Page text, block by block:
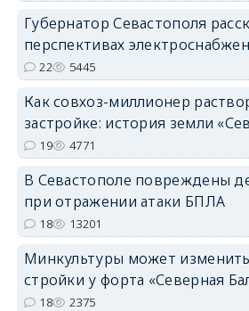
Губернатор Севастополя
перспективах
22 5445
Как совхоз-миллионер
застройке: история земли
19 4771
В Севастополе повреждены
при отражении атаки БПЛА
18 13201
Минкультуры может
стройки у форта «Северная
18 2375